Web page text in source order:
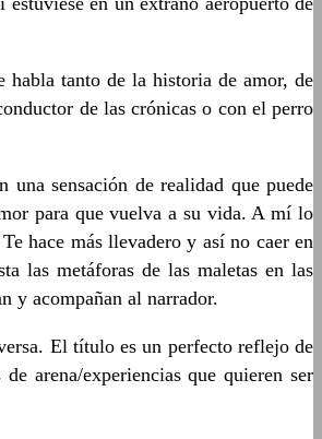
habla tanto de la historia de amor, de
de las crónicas o con el perro
sensación de realidad que puede
para que vuelva a su vida. A mí lo
hace más llevadero y así no caer en
las metáforas de las maletas en las
y acompañan al narrador.
El título es un perfecto reflejo de
arena/experiencias que quieren ser